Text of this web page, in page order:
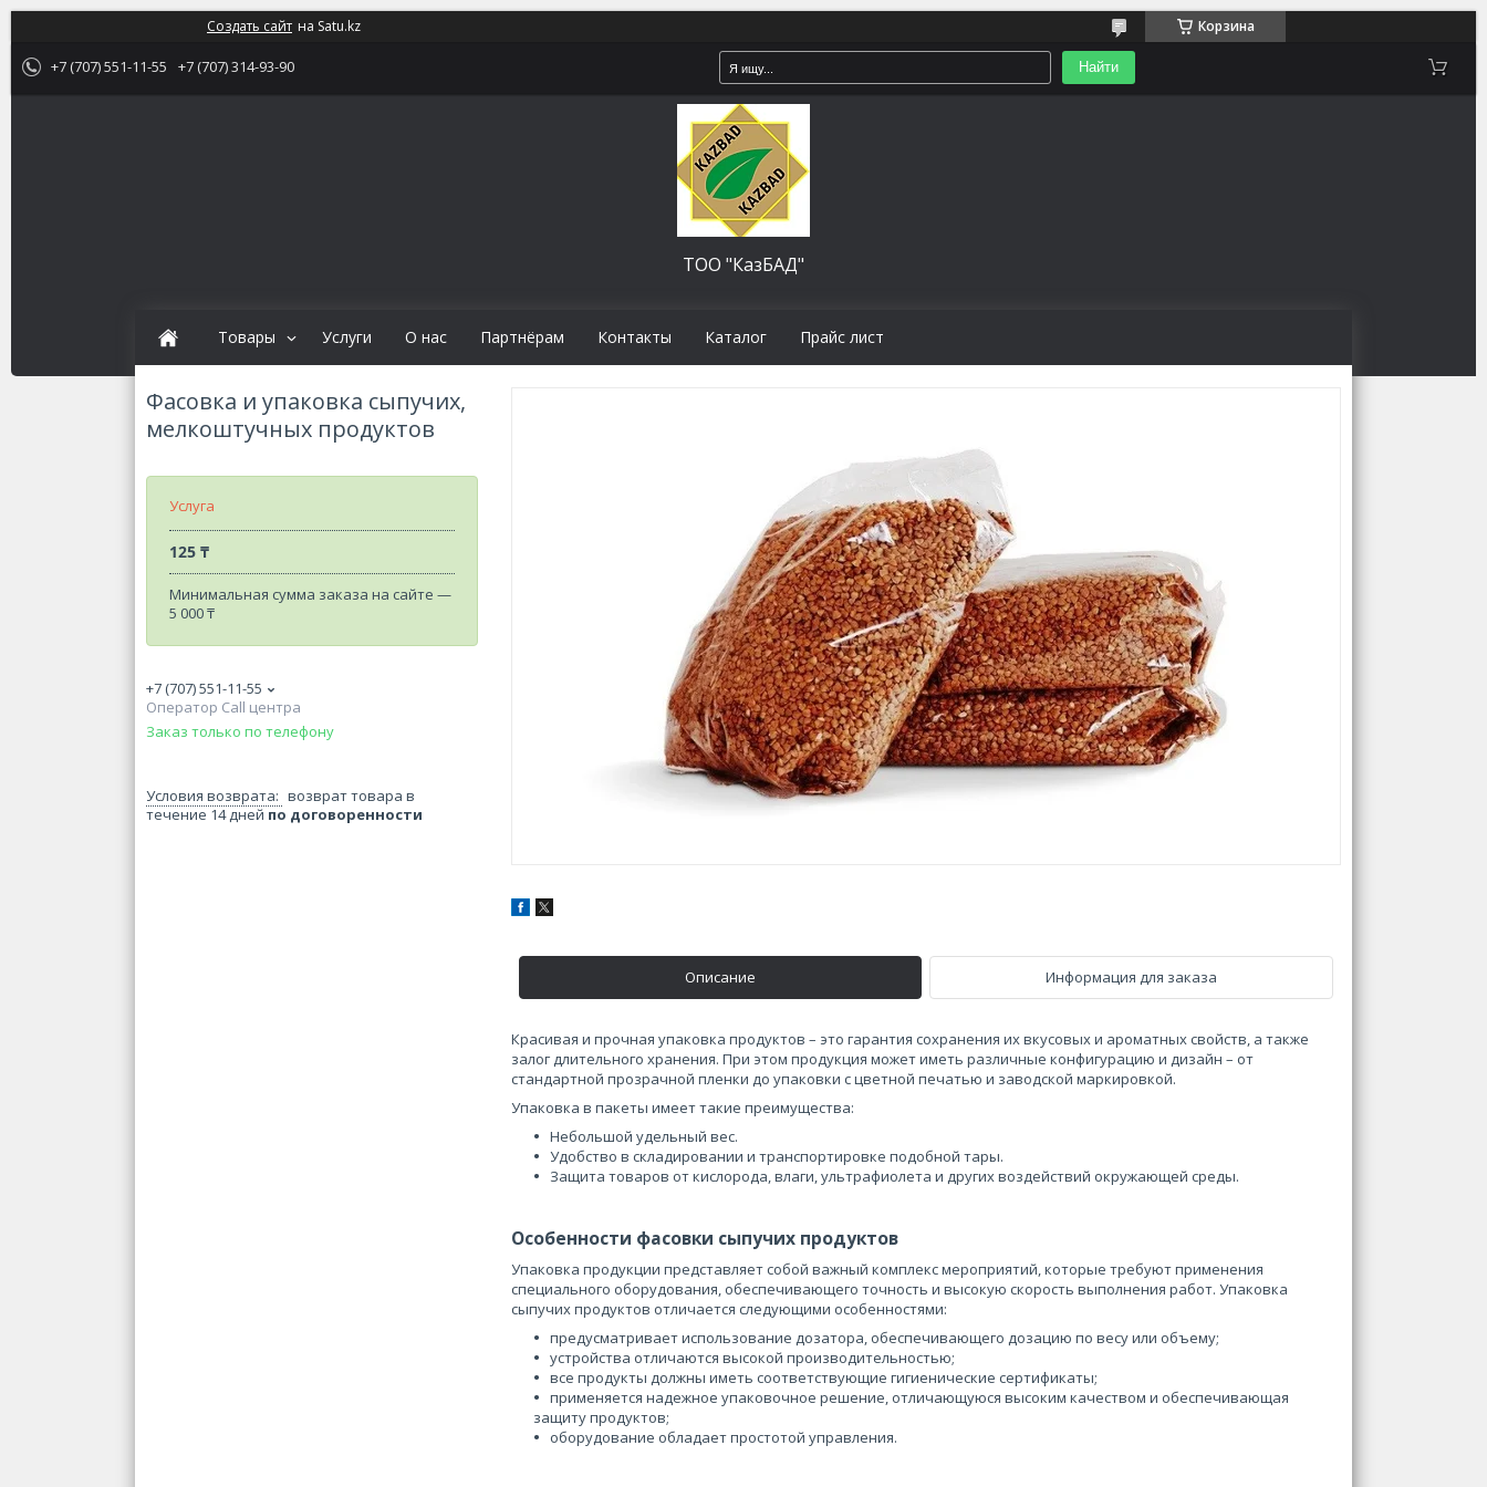
Создать сайт на Satu.kz Корзина
+7 (707) 551-11-55 +7 (707) 314-93-90 Найти
ТОО "КазБАД"
Товары Услуги О нас Партнёрам Контакты Каталог Прайс лист
Фасовка и упаковка сыпучих,
мелкоштучных продуктов
Услуга
125 ₸
Минимальная сумма заказа на сайте —
5 000 ₸
+7 (707) 551-11-55
Оператор Call центра
Заказ только по телефону
возврат товара в
течение 14 дней по договоренности
Описание Информация для заказа
Красивая и прочная упаковка продуктов – это гарантия сохранения их вкусовых и ароматных свойств, а также
залог длительного хранения. При этом продукция может иметь различные конфигурацию и дизайн – от
стандартной прозрачной пленки до упаковки с цветной печатью и заводской маркировкой.
Упаковка в пакеты имеет такие преимущества:
Небольшой удельный вес.
Удобство в складировании и транспортировке подобной тары.
Защита товаров от кислорода, влаги, ультрафиолета и других воздействий окружающей среды.
Особенности фасовки сыпучих продуктов
Упаковка продукции представляет собой важный комплекс мероприятий, которые требуют применения
специального оборудования, обеспечивающего точность и высокую скорость выполнения работ. Упаковка
сыпучих продуктов отличается следующими особенностями:
предусматривает использование дозатора, обеспечивающего дозацию по весу или объему;
устройства отличаются высокой производительностью;
все продукты должны иметь соответствующие гигиенические сертификаты;
применяется надежное упаковочное решение, отличающуюся высоким качеством и обеспечивающая
защиту продуктов;
оборудование обладает простотой управления.